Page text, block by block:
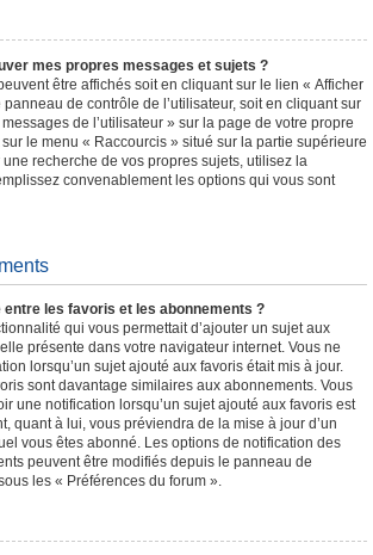
mes propres messages et sujets ?
être affichés soit en cliquant sur le lien « Afficher
de contrôle de l’utilisateur, soit en cliquant sur
de l’utilisateur » sur la page de votre propre
le menu « Raccourcis » situé sur la partie supérieure
recherche de vos propres sujets, utilisez la
convenablement les options qui vous sont
les favoris et les abonnements ?
qui vous permettait d’ajouter un sujet aux
présente dans votre navigateur internet. Vous ne
lorsqu’un sujet ajouté aux favoris était mis à jour.
sont davantage similaires aux abonnements. Vous
une notification lorsqu’un sujet ajouté aux favoris est
quant à lui, vous préviendra de la mise à jour d’un
vous êtes abonné. Les options de notification des
peuvent être modifiés depuis le panneau de
les « Préférences du forum ».